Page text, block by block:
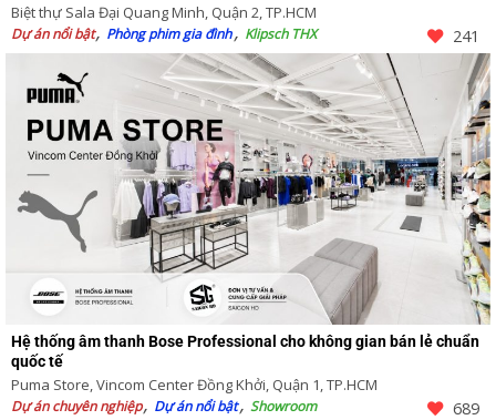
Biệt thự Sala Đại Quang Minh, Quận 2, TP.HCM
Dự án nổi bật Phòng phim gia đình Klipsch THX 241
Hệ thống âm thanh Bose Professional cho không gian bán lẻ chuẩn
quốc tế
Puma Store, Vincom Center Đồng Khởi, Quận 1, TP.HCM
Dự án chuyên nghiệp Dự án nổi bật Showroom 689